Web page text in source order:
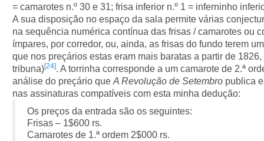
= camarotes n.º 30 e 31; frisa inferior n.º 1 = inferninho
A sua disposição no espaço da sala permite várias
na sequência numérica contínua das frisas / camarotes ou
ímpares, por corredor, ou, ainda, as frisas do fundo terem
que nos preçários estas eram mais baratas a partir de
tribuna)[24]. A torrinha corresponde a um camarote de 2.ª
análise do preçário que A Revolução de Setembro publica
nas assinaturas compatíveis com esta minha dedução:
Os preços da entrada são os seguintes:
Frisas – 1$600 rs.
Camarotes de 1.ª ordem 2$000 rs.